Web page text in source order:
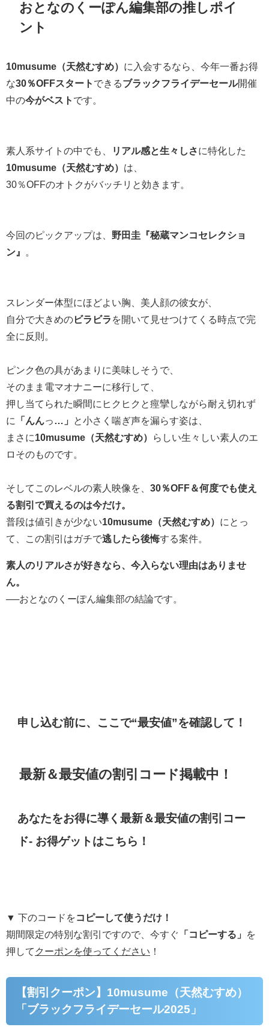
おとなのくーぽん編集部の推しポイ
ント
10musume（天然むすめ） に入会するなら、今年一番お得
な30％OFFスタート できるブラックフライデーセール開催
中の今がベスト です。
素人系サイトの中でも、 リアル感と生々しさに特化した
10musume（天然むすめ） は、
30％OFFのオトクがバッチリと効きます。
今回のピックアップは、 野田圭『秘蔵マンコセレクショ
ン』
スレンダー体型にほどよい胸、美人顔の彼女が、
自分で大きめのビラビラ を開いて見せつけてくる時点で完
全に反則。
ピンク色の具があまりに美味しそうで、
そのまま電マオナニーに移行して、
押し当てられた瞬間にヒクヒクと痙攣しながら耐え切れず
に
「んんっ …」
と小さく喘ぎ声を漏らす姿は、
まさに10musume（天然むすめ）
らしい生々しい素人のエ
ロそのものです。
そしてこのレベルの素人映像を、 30％OFF＆何度でも使え
る割引で買えるのは今だけ。
普段は値引きが少ない10musume（天然むすめ） にとっ
て、この割引はガチで逃したら後悔する案件。
素人のリアルさが好きなら、今入らない理由はありませ
ん。
──おとなのくーぽん編集部の結論です。
申し込む前に、ここで“最安値”を確認して！
最新＆最安値の割引コード掲載中！
あなたをお得に導く最新＆最安値の割引コー
ド- お得ゲットはこちら！
▼ 下のコードをコピーして使うだけ！
期間限定の特別な割引ですので、今すぐ 「コピーする」
を
押して クーポンを使ってください ！
【割引クーポン】10musume（天然むすめ）
「ブラックフライデーセール2025」